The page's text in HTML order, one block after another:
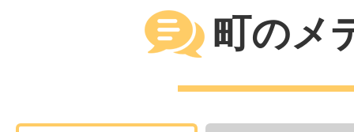
令和8年度国民健康保険税の納
町のメ